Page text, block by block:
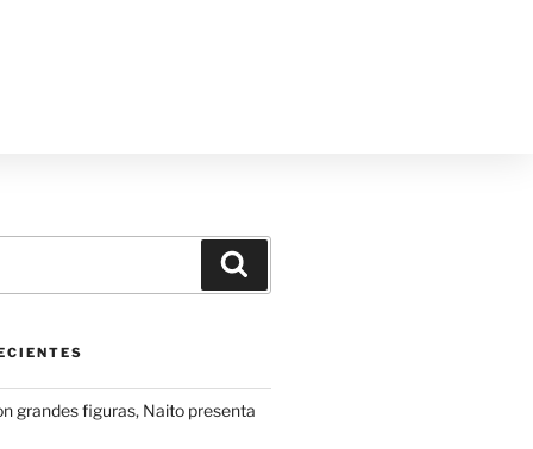
grandes figuras, Naito presenta